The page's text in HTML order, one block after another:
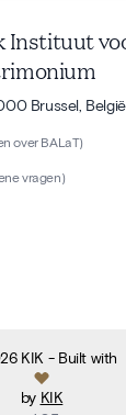
Instituut
Brussel, België
over BALaT)
vragen)
KIK - Built with
by KIK